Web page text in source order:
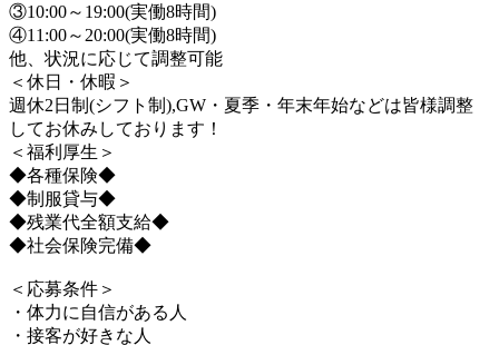
③10:00～19:00(実働8時間)
④11:00～20:00(実働8時間)
他、状況に応じて調整可能
＜休日・休暇＞
週休2日制(シフト制),GW・夏季・年末年始などは皆様調整
してお休みしております！
＜福利厚生＞
◆各種保険◆
◆制服貸与◆
◆残業代全額支給◆
◆社会保険完備◆
＜応募条件＞
・体力に自信がある人
・接客が好きな人